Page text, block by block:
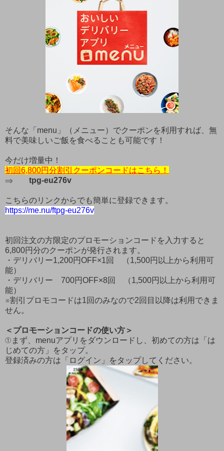
そんな「menu」（メニュー）でクーポンを利用すれば、無
料で美味しいご飯を食べることも可能です！
今だけ増量中！
初回6,800円分割引クーポンコードはこちら！
⇒ tpg-eu276v
こちらのリンクからでも簡単に登録できます。
https://me.nu/ftpg-eu276v
初回注文の方限定のプロモーションコードを入力すると
6,800円分のクーポンが発行されます。
・デリバリー1,200円OFF×1回 （1,500円以上から利用可
能）
・デリバリー 700円OFF×8回 （1,500円以上から利用可
能）
※割引プロモコードは1回のみなので2回目以降は利用できま
せん。
＜プロモーションコードの使い方＞
①まず、menuアプリをダウンロードし、初めての方は「は
じめての方」をタップ。
登録済みの方は「ログイン」をタップしてください。